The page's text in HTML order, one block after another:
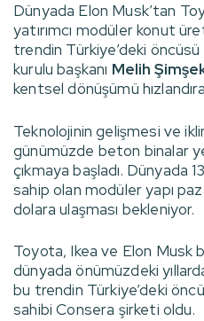
Dünyada Elon Musk’tan
yatırımcı modüler konut
trendin Türkiye’deki
kurulu başkanı Melih
kentsel dönüşümü
Teknolojinin gelişmesi ve
günümüzde beton binalar
çıkmaya başladı. Dünyada
sahip olan modüler yapı
dolara ulaşması bekleniyor.
Toyota, Ikea ve Elon Musk
dünyada önümüzdeki
bu trendin Türkiye’deki
sahibi Consera şirketi oldu.